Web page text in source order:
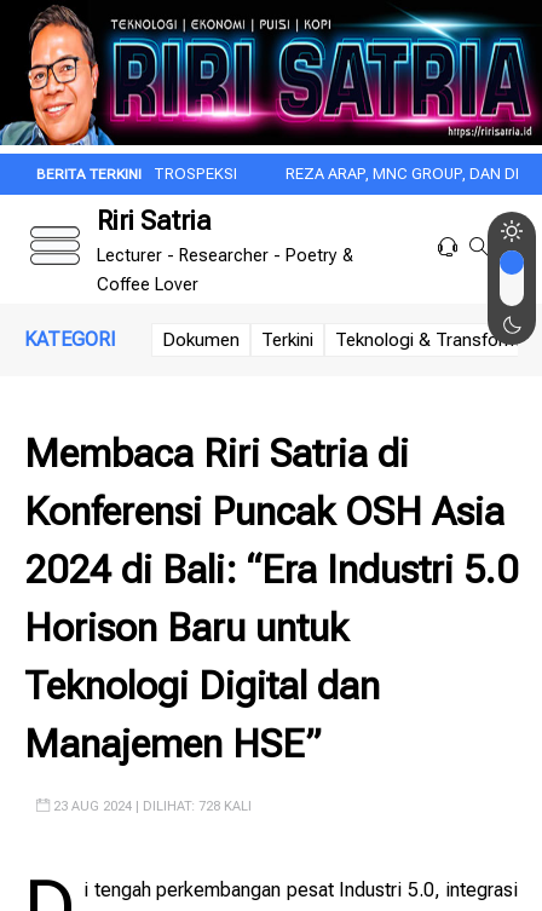
INTROSPEKSI REZA ARAP, MNC GROUP, DAN DISRUPSI BARU
Riri Satria
Lecturer - Researcher - Poetry &
Coffee Lover
KATEGORI Dokumen Terkini Teknologi &
Membaca Riri Satria di
Konferensi Puncak OSH Asia
2024 di Bali: “Era Industri 5.0
Horison Baru untuk
Teknologi Digital dan
Manajemen HSE”
23 AUG 2024 | DILIHAT: 728 KALI
i tengah perkembangan pesat Industri 5.0, integrasi